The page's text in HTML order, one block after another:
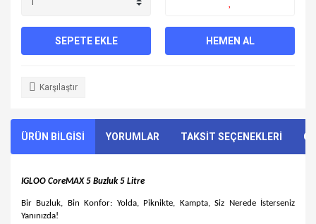
SEPETE EKLE HEMEN AL
Karşılaştır
ÜRÜN BİLGİSİ YORUMLAR TAKSİT SEÇENEKLERİ
IGLOO CoreMAX 5 Buzluk 5 Litre
Bir Buzluk, Bin Konfor: Yolda, Piknikte, Kampta, Siz Nerede İsterseniz
Yanınızda!